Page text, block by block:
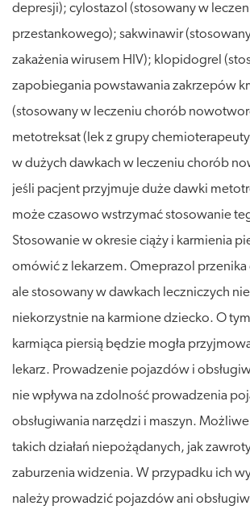
depresji); cylostazol (stosowany w
przestankowego); sakwinawir
zakażenia wirusem HIV); klopidogrel
zapobiegania powstawania zakrzepów
(stosowany w leczeniu chorób
metotreksat (lek z grupy
w dużych dawkach w leczeniu chorób
jeśli pacjent przyjmuje duże dawki
może czasowo wstrzymać stosowanie
Stosowanie w okresie ciąży i karmienia
omówić z lekarzem. Omeprazol przenika
ale stosowany w dawkach leczniczych
niekorzystnie na karmione dziecko. O
karmiąca piersią będzie mogła
lekarz. Prowadzenie pojazdów i
nie wpływa na zdolność prowadzenia
obsługiwania narzędzi i maszyn.
takich działań niepożądanych, jak
zaburzenia widzenia. W przypadku ich
należy prowadzić pojazdów ani